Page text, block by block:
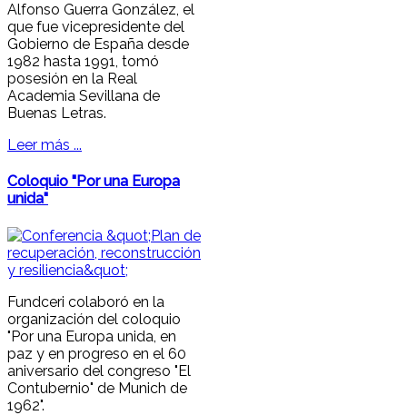
Alfonso Guerra González, el
que fue vicepresidente del
Gobierno de España desde
1982 hasta 1991, tomó
posesión en la Real
Academia Sevillana de
Buenas Letras.
Leer más ...
Coloquio "Por una Europa
unida"
Fundceri colaboró en la
organización del coloquio
"Por una Europa unida, en
paz y en progreso en el 60
aniversario del congreso "El
Contubernio" de Munich de
1962".